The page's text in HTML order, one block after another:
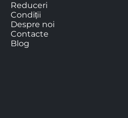
Reduceri
Condiții
Despre noi
Contacte
Blog